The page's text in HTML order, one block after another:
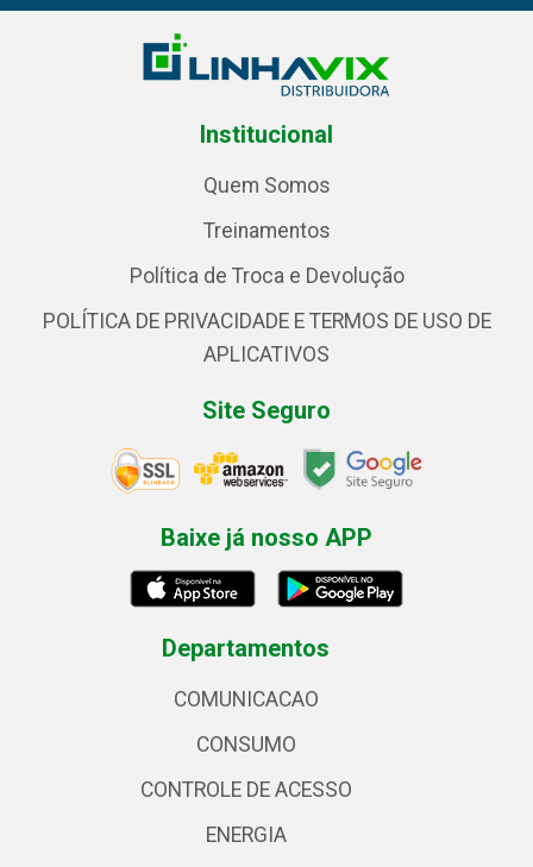
Institucional
Quem Somos
Treinamentos
Política de Troca e Devolução
POLÍTICA DE PRIVACIDADE E TERMOS DE USO DE
APLICATIVOS
Site Seguro
Baixe já nosso APP
Departamentos
COMUNICACAO
CONSUMO
CONTROLE DE ACESSO
ENERGIA